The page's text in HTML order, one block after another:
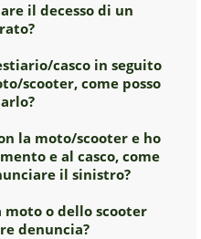
il decesso di un
casco in seguito
scooter, come posso
la moto/scooter e ho
e al casco, come
il sinistro?
o dello scooter
denuncia?